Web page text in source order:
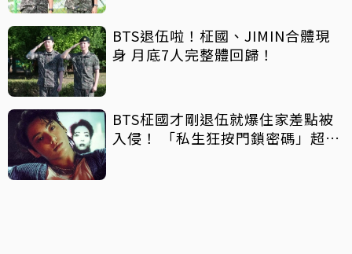
BTS退伍啦！柾國、JIMIN合體現
身 月底7人完整體回歸！
BTS柾國才剛退伍就爆住家差點被
入侵！ 「私生狂按門鎖密碼」超恐